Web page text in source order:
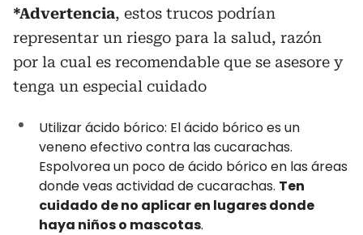
*Advertencia, estos trucos podrían
representar un riesgo para la salud, razón
por la cual es recomendable que se asesore y
tenga un especial cuidado
Utilizar ácido bórico: El ácido bórico es un
veneno efectivo contra las cucarachas.
Espolvorea un poco de ácido bórico en las áreas
donde veas actividad de cucarachas. Ten
cuidado de no aplicar en lugares donde
haya niños o mascotas.